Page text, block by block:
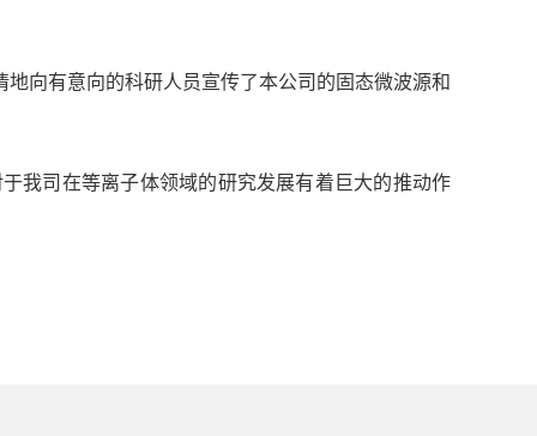
向有意向的科研人员宣传了本公司的固态微波源和
我司在等离子体领域的研究发展有着巨大的推动作